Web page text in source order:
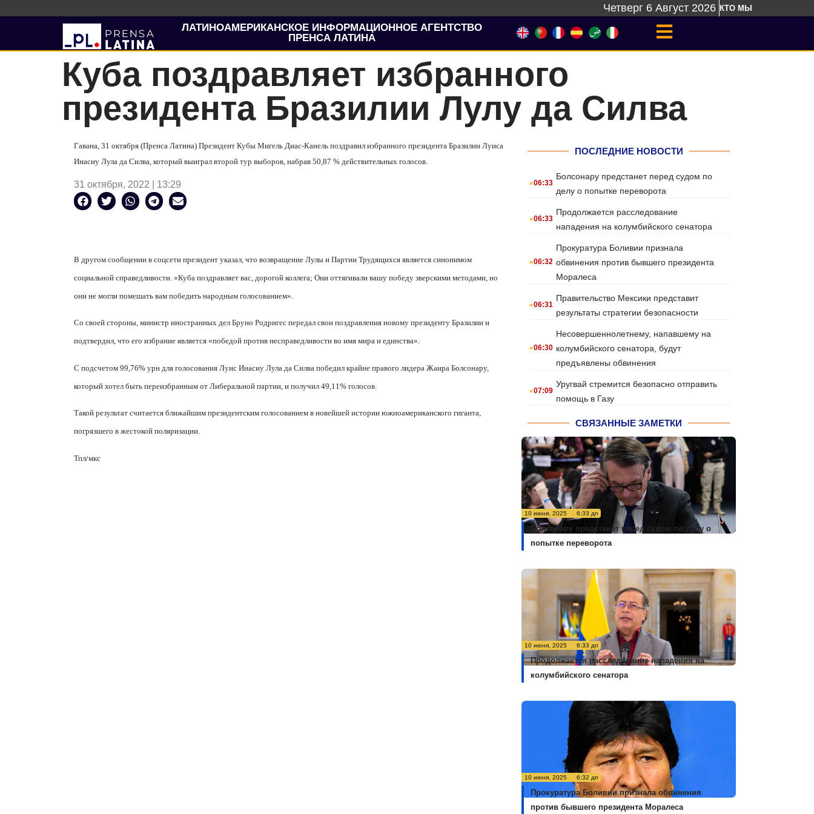
Четверг 6 Август 2026 КТО МЫ
ЛАТИНОАМЕРИКАНСКОЕ ИНФОРМАЦИОННОЕ АГЕНТСТВО
ПРЕНСА ЛАТИНА
Куба поздравляет избранного
президента Бразилии Лулу да Силва
Гавана, 31 октября (Пренса Латина) Президент Кубы Мигель Диас-Канель поздравил избранного президента Бразилии Луиса
Инасиу Лула да Силва, который выиграл второй тур выборов, набрав 50,87 % действительных голосов.
31 октября, 2022 | 13:29
В другом сообщении в соцсети президент указал, что возвращение Лулы и Партии Трудящихся является синонимом
социальной справедливости. «Куба поздравляет вас, дорогой коллега; Они оттягивали вашу победу зверскими методами, но
они не могли помешать вам победить народным голосованием».
Со своей стороны, министр иностранных дел Бруно Родригес передал свои поздравления новому президенту Бразилии и
подтвердил, что его избрание является «победой против несправедливости во имя мира и единства».
С подсчетом 99,76% урн для голосования Луис Инасиу Лула да Силва победил крайне правого лидера Жаира Болсонару,
который хотел быть переизбранным от Либеральной партии, и получил 49,11% голосов.
Такой результат считается ближайшим президентским голосованием в новейшей истории южноамериканского гиганта,
погрязшего в жестокой поляризации.
Тпл/мкс
ПОСЛЕДНИЕ НОВОСТИ
.06:33
Болсонару предстанет перед судом по
делу о попытке переворота
.06:33
Продолжается расследование
нападения на колумбийского сенатора
.06:32
Прокуратура Боливии признала
обвинения против бывшего президента
Моралеса
.06:31
Правительство Мексики представит
результаты стратегии безопасности
.06:30
Несовершеннолетнему, напавшему на
колумбийского сенатора, будут
предъявлены обвинения
.07:09
Уругвай стремится безопасно отправить
помощь в Газу
СВЯЗАННЫЕ ЗАМЕТКИ
10 июня, 2025 6:33 дп
Болсонару предстанет перед судом по делу о
попытке переворота
10 июня, 2025 6:33 дп
Продолжается расследование нападения на
колумбийского сенатора
10 июня, 2025 6:32 дп
Прокуратура Боливии признала обвинения
против бывшего президента Моралеса